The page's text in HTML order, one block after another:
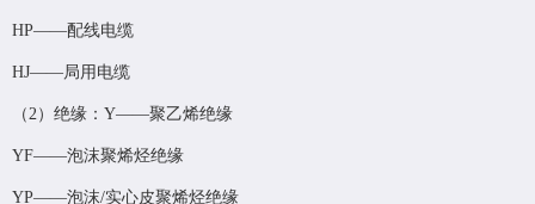
HP——配线电缆
HJ——局用电缆
（2）绝缘：Y——聚乙烯绝缘
YF——泡沫聚烯烃绝缘
YP——泡沫/实心皮聚烯烃绝缘